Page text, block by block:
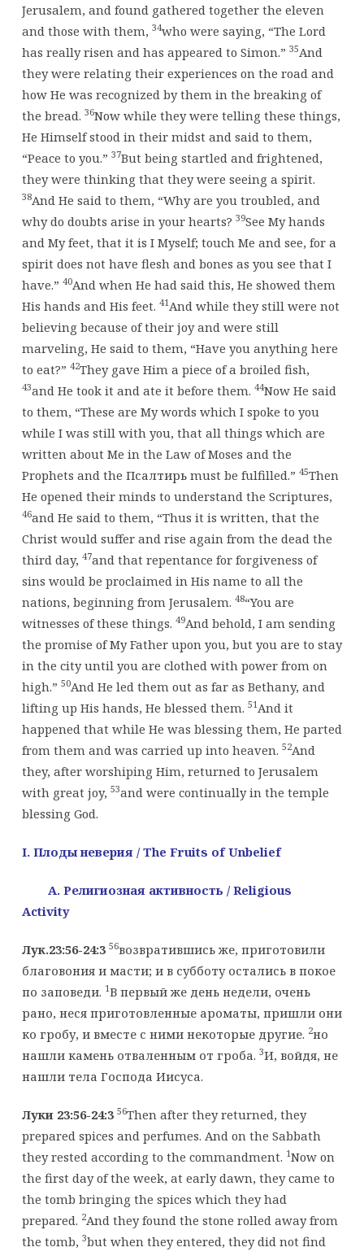
Jerusalem, and found gathered together the eleven
and those with them, 34who were saying, “The Lord
has really risen and has appeared to Simon.” 35And
they were relating their experiences on the road and
how He was recognized by them in the breaking of
the bread. 36Now while they were telling these things,
He Himself stood in their midst and said to them,
“Peace to you.” 37But being startled and frightened,
they were thinking that they were seeing a spirit.
38And He said to them, “Why are you troubled, and
why do doubts arise in your hearts? 39See My hands
and My feet, that it is I Myself; touch Me and see, for a
spirit does not have flesh and bones as you see that I
have.” 40And when He had said this, He showed them
His hands and His feet. 41And while they still were not
believing because of their joy and were still
marveling, He said to them, “Have you anything here
to eat?” 42They gave Him a piece of a broiled fish,
43and He took it and ate it before them. 44Now He said
to them, “These are My words which I spoke to you
while I was still with you, that all things which are
written about Me in the Law of Moses and the
Prophets and the Псалтирь must be fulfilled.” 45Then
He opened their minds to understand the Scriptures,
46and He said to them, “Thus it is written, that the
Christ would suffer and rise again from the dead the
third day, 47and that repentance for forgiveness of
sins would be proclaimed in His name to all the
nations, beginning from Jerusalem. 48“You are
witnesses of these things. 49And behold, I am sending
the promise of My Father upon you, but you are to stay
in the city until you are clothed with power from on
high.” 50And He led them out as far as Bethany, and
lifting up His hands, He blessed them. 51And it
happened that while He was blessing them, He parted
from them and was carried up into heaven. 52And
they, after worshiping Him, returned to Jerusalem
with great joy, 53and were continually in the temple
blessing God.
I. Плоды неверия/ The Fruits of Unbelief
A. Религиозная активность / Religious
Activity
Лук.23:56-24:3 56возвратившись же, приготовили
благовония и масти; и в субботу остались в покое
по заповеди. 1В первый же день недели, очень
рано, неся приготовленные ароматы, пришли они
ко гробу, и вместе с ними некоторые другие. 2но
нашли камень отваленным от гроба. 3И, войдя, не
нашли тела Господа Иисуса.
Луки 23:56-24:3 56Then after they returned, they
prepared spices and perfumes. And on the Sabbath
they rested according to the commandment. 1Now on
the first day of the week, at early dawn, they came to
the tomb bringing the spices which they had
prepared. 2And they found the stone rolled away from
the tomb, 3but when they entered, they did not find